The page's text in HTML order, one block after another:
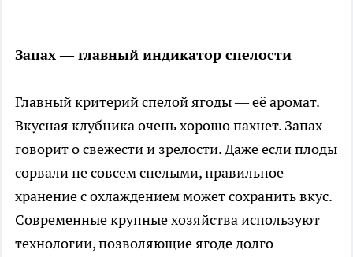
Запах — главный индикатор спелости
Главный критерий спелой ягоды — её аромат.
Вкусная клубника очень хорошо пахнет. Запах
говорит о свежести и зрелости. Даже если плоды
сорвали не совсем спелыми, правильное
хранение с охлаждением может сохранить вкус.
Современные крупные хозяйства используют
технологии, позволяющие ягоде долго